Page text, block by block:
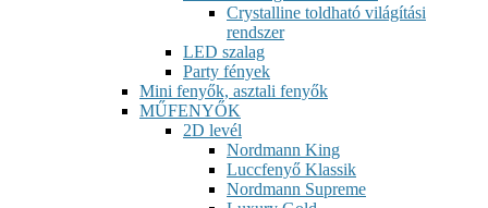
Crystalline toldható világítási
rendszer
LED szalag
Party fények
Mini fenyők, asztali fenyők
MŰFENYŐK
2D levél
Nordmann King
Luccfenyő Klassik
Nordmann Supreme